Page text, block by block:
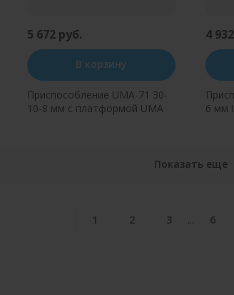
5 672 руб.
В корзину
Приспособление UMA-71 30-
10-8 мм с платформой UMA
4
6 мм
Показать еще
1 2 3 ... 6